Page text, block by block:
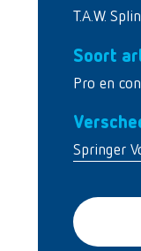
T.A.W.
Soort
Pro en
Springer